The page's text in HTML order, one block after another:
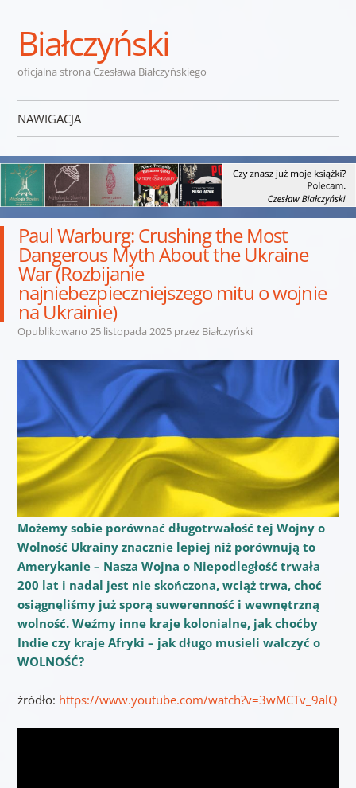
Białczyński
oficjalna strona Czesława Białczyńskiego
NAWIGACJA
Paul Warburg: Crushing the Most
Dangerous Myth About the Ukraine
War (Rozbijanie
najniebezpieczniejszego mitu o wojnie
na Ukrainie)
Opublikowano 25 listopada 2025przez Białczyński
Możemy sobie porównać długotrwałość tej Wojny o
Wolność Ukrainy znacznie lepiej niż porównują to
Amerykanie – Nasza Wojna o Niepodległość trwała
200 lat i nadal jest nie skończona, wciąż trwa, choć
osiągnęliśmy już sporą suwerenność i wewnętrzną
wolność. Weźmy inne kraje kolonialne, jak choćby
Indie czy kraje Afryki – jak długo musieli walczyć o
WOLNOŚĆ?
źródło: https://www.youtube.com/watch?v=3wMCTv_9alQ